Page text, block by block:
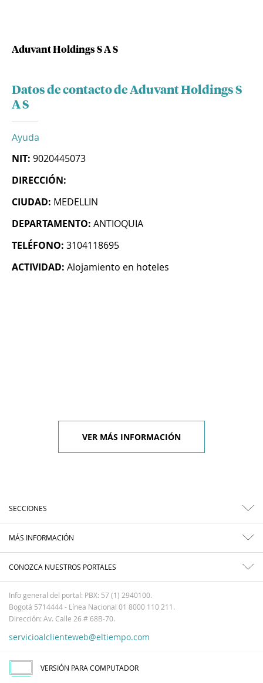
Aduvant Holdings S A S
Datos de contacto de Aduvant Holdings S
A S
Ayuda
NIT: 9020445073
DIRECCIÓN:
CIUDAD: MEDELLIN
DEPARTAMENTO: ANTIOQUIA
TELÉFONO: 3104118695
ACTIVIDAD: Alojamiento en hoteles
VER MÁS INFORMACIÓN
SECCIONES
MÁS INFORMACIÓN
CONOZCA NUESTROS PORTALES
Info general del portal: PBX: 57 (1) 2940100.
Bogotá 5714444 - Línea Nacional 01 8000 110 211.
Dirección: Av. Calle 26 # 68B-70.
servicioalclienteweb@eltiempo.com
VERSIÓN PARA COMPUTADOR